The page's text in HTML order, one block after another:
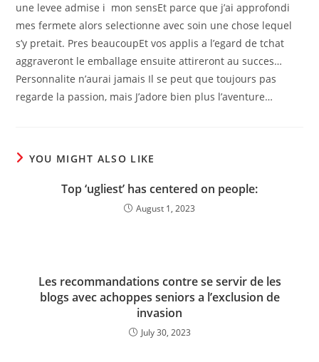
une levee admise i mon sensEt parce que j’ai approfondi
mes fermete alors selectionne avec soin une chose lequel
s’y pretait. Pres beaucoupEt vos applis a l’egard de tchat
aggraveront le emballage ensuite attireront au succes…
Personnalite n’aurai jamais Il se peut que toujours pas
regarde la passion, mais J’adore bien plus l’aventure…
YOU MIGHT ALSO LIKE
Top ‘ugliest’ has centered on people:
August 1, 2023
Les recommandations contre se servir de les
blogs avec achoppes seniors a l’exclusion de
invasion
July 30, 2023